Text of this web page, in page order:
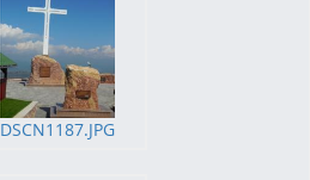
DSCN1187.JPG